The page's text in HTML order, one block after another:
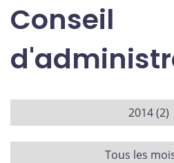
Conseil
2014 (2)
Tous les